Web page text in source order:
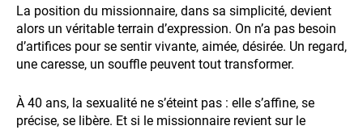
La position du missionnaire, dans sa simplicité, devient
alors un véritable terrain d’expression. On n’a pas besoin
d’artifices pour se sentir vivante, aimée, désirée. Un regard,
une caresse, un souffle peuvent tout transformer.
À 40 ans, la sexualité ne s’éteint pas : elle s’affine, se
précise, se libère. Et si le missionnaire revient sur le